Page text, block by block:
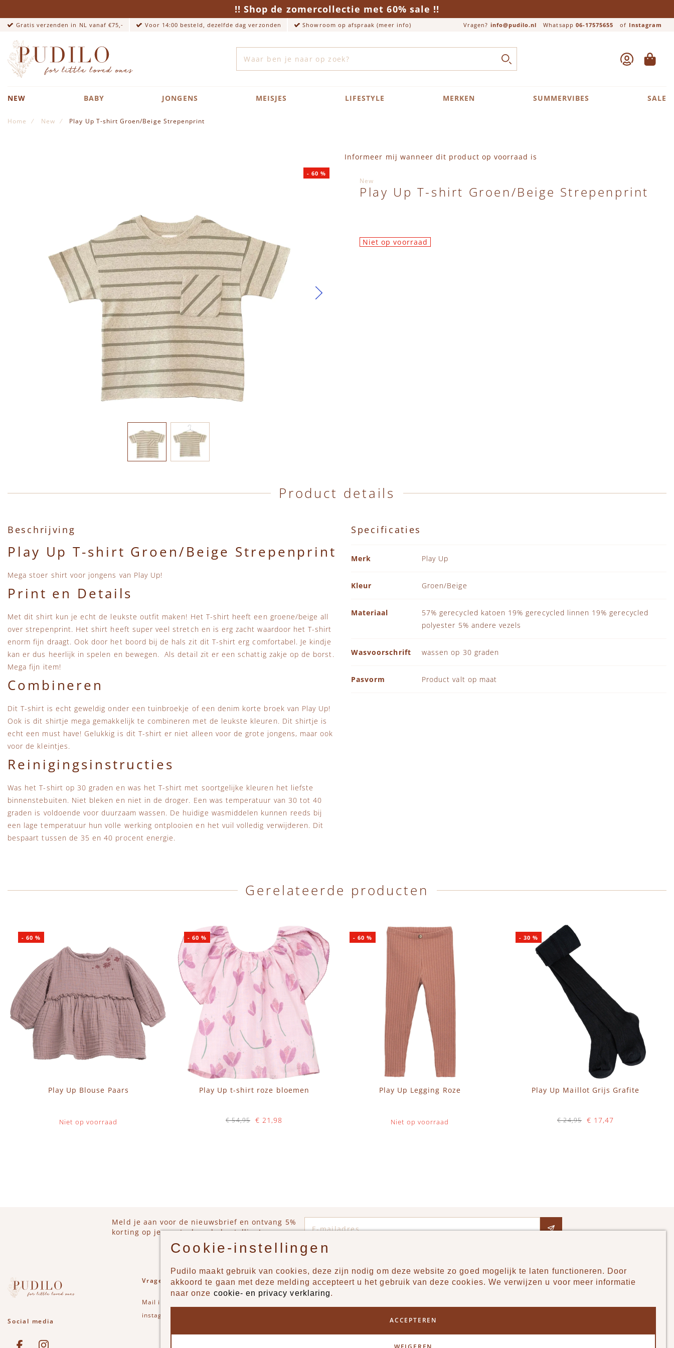
!! Shop de zomercollectie met 60% sale !!
Gratis verzenden in NL vanaf €75,- Voor 14:00 besteld, dezelfde dag verzonden Showroom op afspraak (meer info) Vragen? info@pudilo.nl Whatsapp 06-17575655 of Instagram
Close search
ZOEK ACCOUNT
NEW BABY JONGENS MEISJES LIFESTYLE MERKEN SUMMERVIBES SALE
Home New Play Up T-shirt Groen/Beige Strepenprint
- 60 %
Informeer mij wanneer dit product op voorraad is
New
Play Up T-shirt Groen/Beige Strepenprint
Niet op voorraad
Product details
Beschrijving
Play Up T-shirt Groen/Beige Strepenprint
Mega stoer shirt voor jongens van Play Up!
Print en Details
Met dit shirt kun je echt de leukste outfit maken! Het T-shirt heeft een groene/beige all
over strepenprint. Het shirt heeft super veel stretch en is erg zacht waardoor het T-shirt
enorm fijn draagt. Ook door het boord bij de hals zit dit T-shirt erg comfortabel. Je kindje
kan er dus heerlijk in spelen en bewegen. Als detail zit er een schattig zakje op de borst.
Mega fijn item!
Combineren
Dit T-shirt is echt geweldig onder een tuinbroekje of een denim korte broek van Play Up!
Ook is dit shirtje mega gemakkelijk te combineren met de leukste kleuren. Dit shirtje is
echt een must have! Gelukkig is dit T-shirt er niet alleen voor de grote jongens, maar ook
voor de kleintjes.
Reinigingsinstructies
Was het T-shirt op 30 graden en was het T-shirt met soortgelijke kleuren het liefste
binnenstebuiten. Niet bleken en niet in de droger. Een was temperatuur van 30 tot 40
graden is voldoende voor duurzaam wassen. De huidige wasmiddelen kunnen reeds bij
een lage temperatuur hun volle werking ontplooien en het vuil volledig verwijderen. Dit
bespaart tussen de 35 en 40 procent energie.
Specificaties
Merk
Play Up
Kleur Groen/Beige
Materiaal
57% gerecycled katoen 19% gerecycled linnen 19% gerecycled
polyester 5% andere vezels
Wasvoorschrift wassen op 30 graden
Pasvorm Product valt op maat
Gerelateerde producten
Play Up Blouse Paars
Niet op voorraad
-60 %
Play Up t-shirt roze bloemen
€ 21,98
€ 54,95
- 60 %
Play Up Legging Roze
Niet op voorraad
-60 %
Play Up Maillot Grijs Grafite
€ 17,47
€ 24,95
- 30 %
Meld je aan voor de nieuwsbrief en ontvang 5%
korting op je eerstvolgende bestelling!
Social media
See our FacebookBekijk onze Instagram pagina
Vragen of opmerkingen?
Mail info@pudilo.nl
instagram
Producten Pudilo
Cookie-instellingen
Pudilo maakt gebruik van cookies, deze zijn nodig om deze website zo goed mogelijk te laten functioneren. Door
akkoord te gaan met deze melding accepteert u het gebruik van deze cookies. We verwijzen u voor meer informatie
naar onze cookie- en privacy verklaring.
ACCEPTEREN